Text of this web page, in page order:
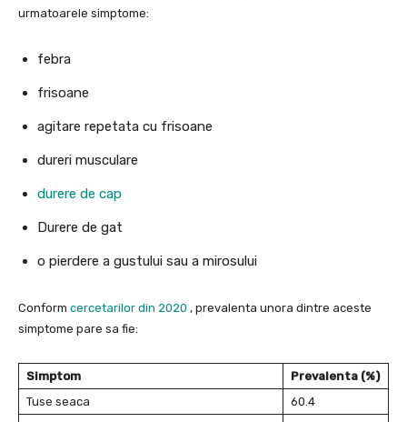
urmatoarele simptome:
febra
frisoane
agitare repetata cu frisoane
dureri musculare
durere de cap
Durere de gat
o pierdere a gustului sau a mirosului
Conform cercetarilor din 2020 , prevalenta unora dintre aceste
simptome pare sa fie:
Simptom
Prevalenta (%)
Tuse seaca
60.4